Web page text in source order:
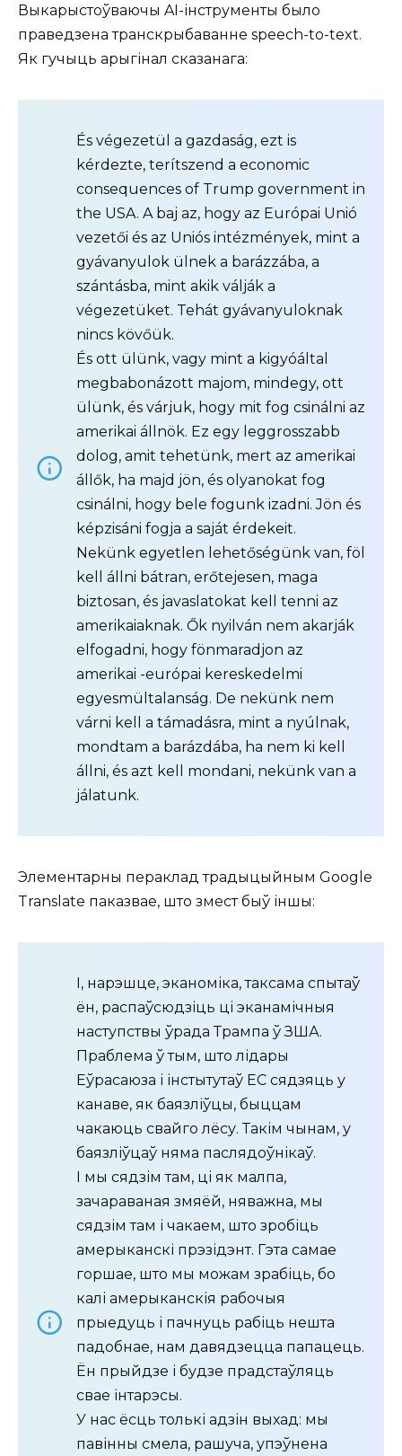
Выкарыстоўваючы AI-інструменты было
праведзена транскрыбаванне speech-to-text.
Як гучыць арыгінал сказанага:
És végezetül a gazdaság, ezt is
kérdezte, terítszend a economic
consequences of Trump government in
the USA. A baj az, hogy az Európai Unió
vezetői és az Uniós intézmények, mint a
gyávanyulok ülnek a barázzába, a
szántásba, mint akik válják a
végezetüket. Tehát gyávanyuloknak
nincs kövőük.
És ott ülünk, vagy mint a kigyóáltal
megbabonázott majom, mindegy, ott
ülünk, és várjuk, hogy mit fog csinálni az
amerikai állnök. Ez egy leggrosszabb
dolog, amit tehetünk, mert az amerikai
állők, ha majd jön, és olyanokat fog
csinálni, hogy bele fogunk izadni. Jön és
képzisáni fogja a saját érdekeit.
Nekünk egyetlen lehetőségünk van, föl
kell állni bátran, erőtejesen, maga
biztosan, és javaslatokat kell tenni az
amerikaiaknak. Ők nyilván nem akarják
elfogadni, hogy fönmaradjon az
amerikai -európai kereskedelmi
egyesmültalanság. De nekünk nem
várni kell a támadásra, mint a nyúlnak,
mondtam a barázdába, ha nem ki kell
állni, és azt kell mondani, nekünk van a
jálatunk.
Элементарны пераклад традыцыйным Google
Translate паказвае, што змест быў іншы:
І, нарэшце, эканоміка, таксама спытаў
ён, распаўсюдзіць ці эканамічныя
наступствы ўрада Трампа ў ЗША.
Праблема ў тым, што лідары
Еўрасаюза і інстытутаў ЕС сядзяць у
канаве, як баязліўцы, быццам
чакаюць свайго лёсу. Такім чынам, у
баязліўцаў няма паслядоўнікаў.
І мы сядзім там, ці як малпа,
зачараваная змяёй, няважна, мы
сядзім там і чакаем, што зробіць
амерыканскі прэзідэнт. Гэта самае
горшае, што мы можам зрабіць, бо
калі амерыканскія рабочыя
прыедуць і пачнуць рабіць нешта
падобнае, нам давядзецца папацець.
Ён прыйдзе і будзе прадстаўляць
свае інтарэсы.
У нас ёсць толькі адзін выхад: мы
павінны смела, рашуча, упэўнена